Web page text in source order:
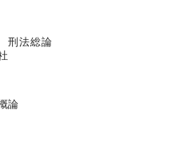
刑法総論
論